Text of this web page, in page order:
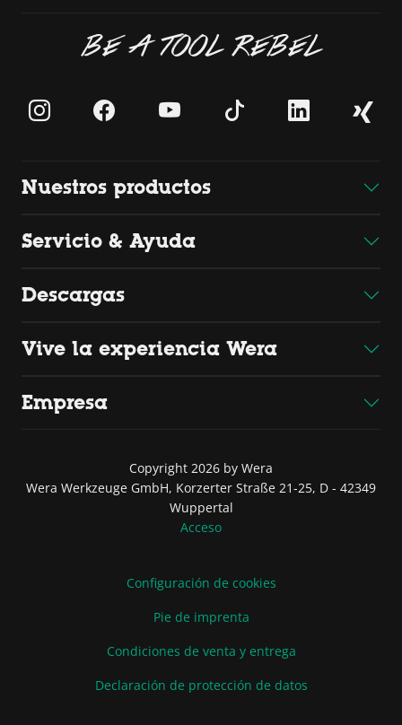
BE A TOOL REBEL
Nuestros productos
Servicio & Ayuda
Descargas
Vive la experiencia Wera
Empresa
Copyright 2026 by Wera
Wera Werkzeuge GmbH, Korzerter Straße 21-25, D - 42349
Wuppertal
Acceso
Configuración de cookies
Pie de imprenta
Condiciones de venta y entrega
Declaración de protección de datos